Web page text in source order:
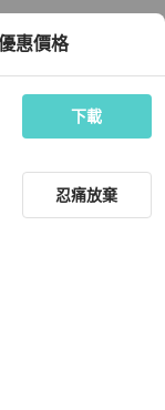
惠價格
下載
忍痛放棄